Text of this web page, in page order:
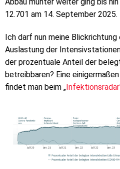
12.701 am 14. September 2025.
Ich darf nun meine
Auslastung der
der prozentuale Anteil der
betreibbaren? Eine
findet man beim „Infektionsradar